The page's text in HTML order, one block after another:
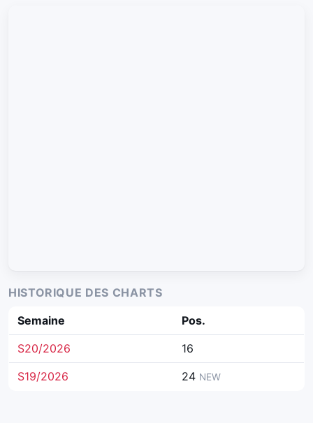
HISTORIQUE DES CHARTS
Semaine
Pos.
S20/2026
16
S19/2026
24 NEW